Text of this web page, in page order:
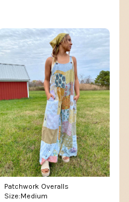
Patchwork Overalls
Size:Medium